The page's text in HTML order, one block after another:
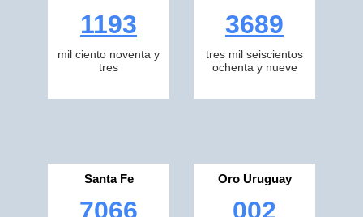
1193
mil ciento noventa y
tres
3689
tres mil seiscientos
ochenta y nueve
Santa Fe
7066
Oro Uruguay
002